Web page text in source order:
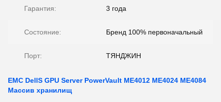
Гарантия: 3 года
Состояние: Бренд 100% первоначальный
Порт: ТЯНДЖИН
EMC DellS GPU Server PowerVault ME4012 ME4024 ME4084
Массив хранилищ